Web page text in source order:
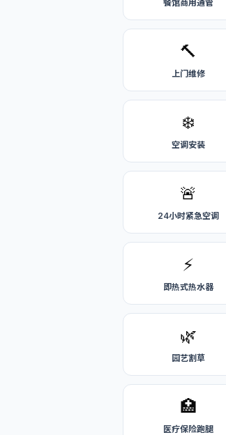
餐馆商用通管
🔨
上门维修
❄️
空调安装
🚨
24小时紧急空调
⚡
即热式热水器
🌿
园艺割草
🏥
医疗保险跑腿